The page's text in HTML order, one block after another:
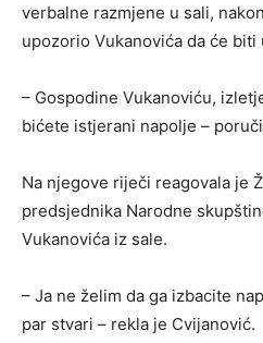
verbalne razmjene u sali,
upozorio Vukanovića da će
– Gospodine Vukanoviću,
bićete istjerani napolje –
Na njegove riječi reagovala je
predsjednika Narodne
Vukanovića iz sale.
– Ja ne želim da ga izbacite
par stvari – rekla je Cvijanović.